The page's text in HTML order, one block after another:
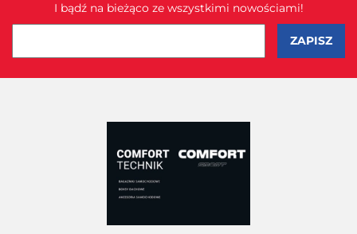
I bądź na bieżąco ze wszystkimi nowościami!